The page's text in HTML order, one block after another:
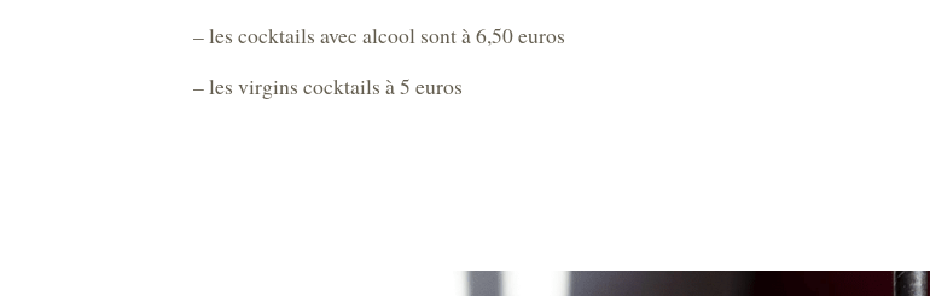
– les cocktails avec alcool sont à 6,50 euros
– les virgins cocktails à 5 euros